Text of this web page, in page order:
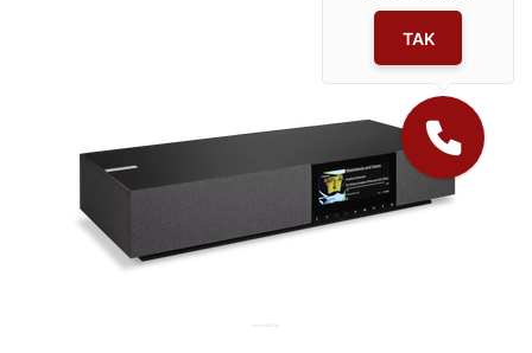
TAK